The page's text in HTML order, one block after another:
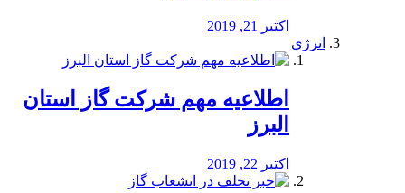
اکتبر 21, 2019
انرژی
️اطلاعیه مهم شرکت گاز استان
البرز
اکتبر 22, 2019